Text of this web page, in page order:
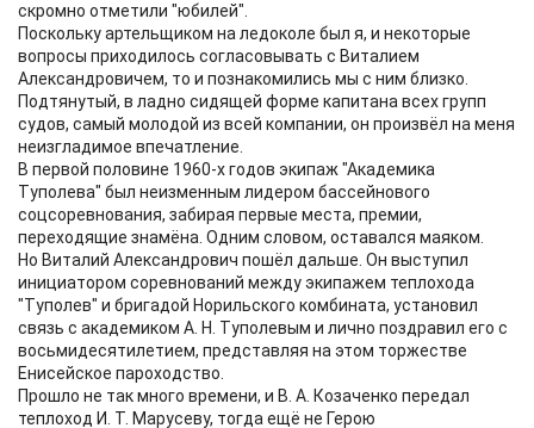
скромно отметили "юбилей".
Поскольку артельщиком на ледоколе был я, и некоторые
вопросы приходилось согласовывать с Виталием
Александровичем, то и познакомились мы с ним близко.
Подтянутый, в ладно сидящей форме капитана всех групп
судов, самый молодой из всей компании, он произвёл на меня
неизгладимое впечатление.
В первой половине 1960-х годов экипаж "Академика
Туполева" был неизменным лидером бассейнового
соцсоревнования, забирая первые места, премии,
переходящие знамёна. Одним словом, оставался маяком.
Но Виталий Александрович пошёл дальше. Он выступил
инициатором соревнований между экипажем теплохода
"Туполев" и бригадой Норильского комбината, установил
связь с академиком А. Н. Туполевым и лично поздравил его с
восьмидесятилетием, представляя на этом торжестве
Енисейское пароходство.
Прошло не так много времени, и В. А. Козаченко передал
теплоход И. Т. Марусеву, тогда ещё не Герою